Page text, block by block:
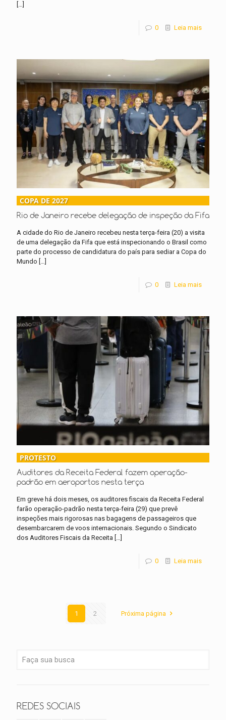
[…]
0 Leia mais
COPA DE 2027
Rio de Janeiro recebe delegação de inspeção da Fifa
A cidade do Rio de Janeiro recebeu nesta terça-feira (20) a visita
de uma delegação da Fifa que está inspecionando o Brasil como
parte do processo de candidatura do país para sediar a Copa do
Mundo
0 Leia mais
PROTESTO
Auditores da Receita Federal fazem operação-
padrão em aeroportos nesta terça
Em greve há dois meses, os auditores fiscais da Receita Federal
farão operação-padrão nesta terça-feira (29) que prevê
inspeções mais rigorosas nas bagagens de passageiros que
desembarcarem de voos internacionais. Segundo o Sindicato
dos Auditores Fiscais da Receita […]
0 Leia mais
1 2 Próxima página
REDES SOCIAIS